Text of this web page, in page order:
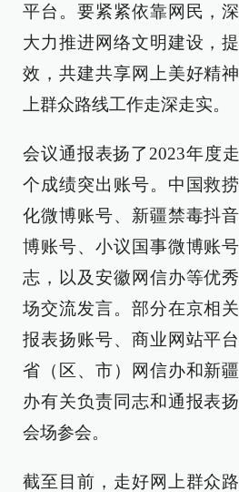
平台。要紧紧依靠网民，
大力推进网络文明建设，
效，共建共享网上美好精
上群众路线工作走深走实。
会议通报表扬了2023年度
个成绩突出账号。中国救
化微博账号、新疆禁毒抖
博账号、小议国事微博账
志，以及安徽网信办等优
场交流发言。部分在京相
报表扬账号、商业网站平
省（区、市）网信办和新
办有关负责同志和通报表
会场参会。
截至目前，走好网上群众